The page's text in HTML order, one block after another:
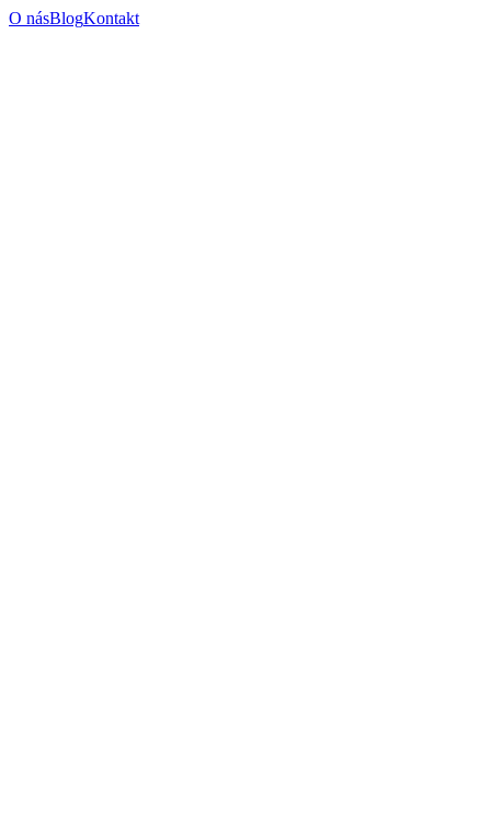
O násBlogKontakt